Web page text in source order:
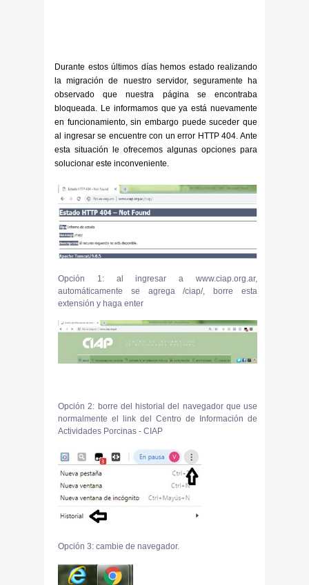
Durante estos últimos días hemos estado realizando
la migración de nuestro servidor, seguramente ha
observado que nuestra página se encontraba
bloqueada. Le informamos que ya está nuevamente
en funcionamiento, sin embargo puede suceder que
al ingresar se encuentre con un error HTTP 404. Ante
esta situación le ofrecemos algunas opciones para
solucionar este inconveniente.
Opción 1: al ingresar a www.ciap.org.ar,
automáticamente se agrega /ciap/, borre esta
extensión y haga enter
Opción 2: borre del historial del navegador que use
normalmente el link del Centro de Información de
Actividades Porcinas - CIAP
Opción 3: cambie de navegador.